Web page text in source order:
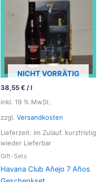
NICHT VORRÄTIG
38,55€ /l
inkl. 19 % MwSt.
zzgl. Versandkosten
Lieferzeit: im Zulauf. kurzfristig
wieder Lieferbar
Gift-Sets
Havana Club Añejo 7 Años